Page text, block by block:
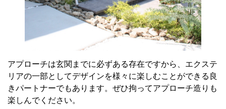
アプローチは玄関までに必ずある存在ですから、エクステ
リアの一部としてデザインを様々に楽しむことができる良
きパートナーでもあります。ぜひ拘ってアプローチ造りも
楽しんでください。